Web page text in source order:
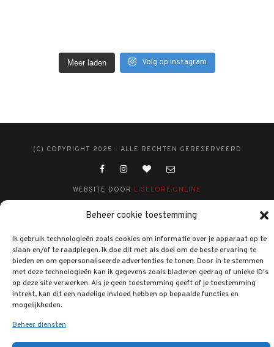
Beheer cookie toestemming
Ik gebruik technologieën zoals cookies om informatie over je apparaat op te
slaan en/of te raadplegen. Ik doe dit met als doel om de beste ervaring te
bieden en om gepersonaliseerde advertenties te tonen. Door in te stemmen
met deze technologieën kan ik gegevens zoals bladeren gedrag of unieke ID's
op deze site verwerken. Als je geen toestemming geeft of je toestemming
intrekt, kan dit een nadelige invloed hebben op bepaalde functies en
mogelijkheden.
Beheer diensten
Meer laden Volg op Instagram
(C) COPYRIGHT 2025 - ALLE RECHTEN GERESERVEERD
WEBSITE DOOR LISELORE.ONLINE